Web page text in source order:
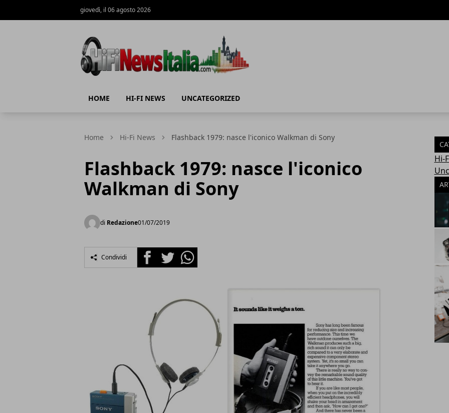
giovedì, il 06 agosto 2026
HOME HI-FI NEWS UNCATEGORIZED
Home Hi-Fi News Flashback 1979: nasce l'iconico Walkman di Sony
Flashback 1979: nasce l'iconico
Walkman di Sony
di Redazione01/07/2019
Condividi FacebookTwitterWhatsapp
Hi-